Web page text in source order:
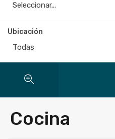
Seleccionar...
Ubicación
Todas
Cocina